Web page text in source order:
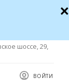
шоссе, 29,
ВОЙТИ